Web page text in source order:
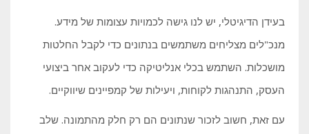
בעידן הדיגיטלי, יש לנו גישה לכמויות עצומות של מידע.
מנכ"לים מצליחים משתמשים בנתונים כדי לקבל החלטות
מושכלות. השתמש בכלי אנליטיקה כדי לעקוב אחר ביצועי
העסק, התנהגות לקוחות, ויעילות של קמפיינים שיווקיים.
עם זאת, חשוב לזכור שנתונים הם רק חלק מהתמונה. שלב